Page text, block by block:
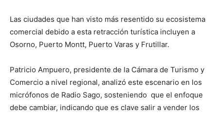
Las ciudades que han visto más resentido su ecosistema
comercial debido a esta retracción turística incluyen a
Osorno, Puerto Montt, Puerto Varas y Frutillar.
Patricio Ampuero, presidente de la Cámara de Turismo y
Comercio a nivel regional, analizó este escenario en los
micrófonos de Radio Sago, sosteniendo que el enfoque
debe cambiar, indicando que es clave salir a vender los